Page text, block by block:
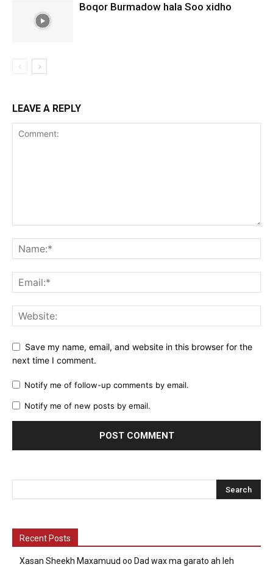
Boqor Burmadow hala Soo xidho
LEAVE A REPLY
Save my name, email, and website in this browser for the
next time I comment.
Notify me of follow-up comments by email.
Notify me of new posts by email.
Recent Posts
Xasan Sheekh Maxamuud oo Dad wax ma garato ah leh